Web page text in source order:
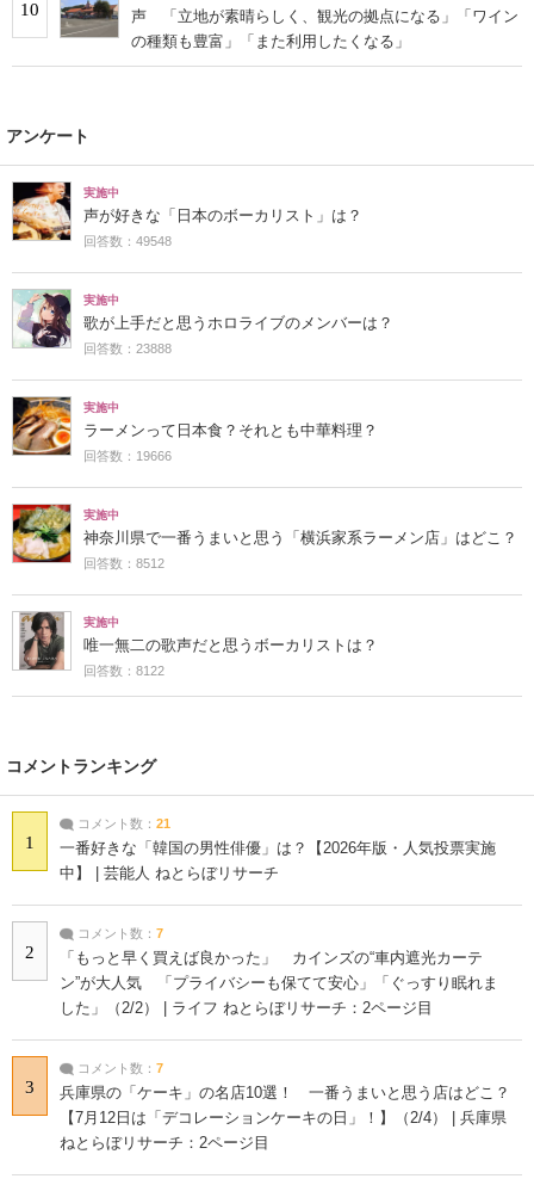
10
声 「立地が素晴らしく、観光の拠点になる」「ワイン
の種類も豊富」「また利用したくなる」
アンケート
実施中
声が好きな「日本のボーカリスト」は？
回答数：49548
実施中
歌が上手だと思うホロライブのメンバーは？
回答数：23888
実施中
ラーメンって日本食？それとも中華料理？
回答数：19666
実施中
神奈川県で一番うまいと思う「横浜家系ラーメン店」はどこ？
回答数：8512
実施中
唯一無二の歌声だと思うボーカリストは？
回答数：8122
コメントランキング
1
コメント数： 21
一番好きな「韓国の男性俳優」は？【2026年版・人気投票実施
中】 | 芸能人 ねとらぼリサーチ
2
コメント数： 7
「もっと早く買えば良かった」 カインズの“車内遮光カーテ
ン”が大人気 「プライバシーも保てて安心」「ぐっすり眠れま
した」（2/2） | ライフ ねとらぼリサーチ：2ページ目
3
コメント数： 7
兵庫県の「ケーキ」の名店10選！ 一番うまいと思う店はどこ？
【7月12日は「デコレーションケーキの日」！】（2/4） | 兵庫県
ねとらぼリサーチ：2ページ目